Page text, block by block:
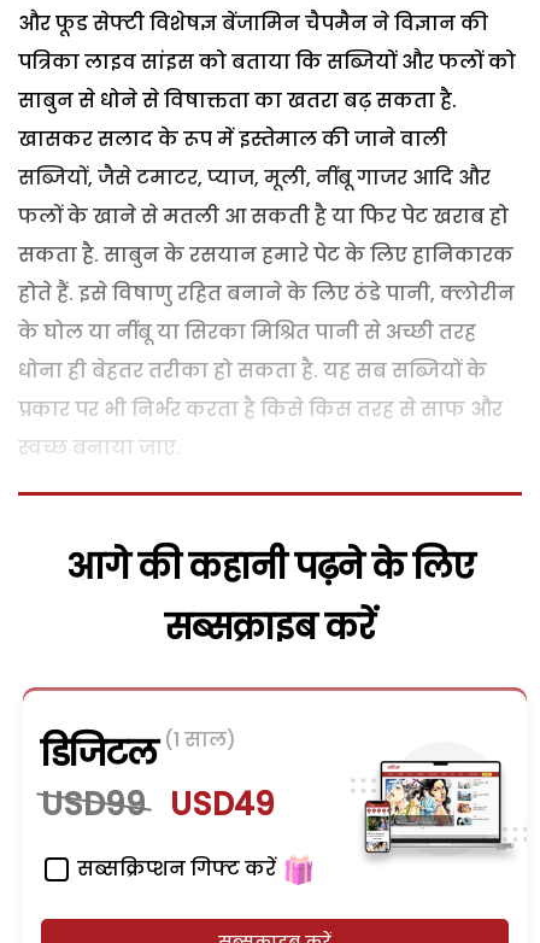
और फूड सेफ्टी विशेषज्ञ बेंजामिन चैपमैन ने विज्ञान की
पत्रिका लाइव सांइस को बताया कि सब्जियों और फलों को
साबुन से धोने से विषाक्तता का खतरा बढ़ सकता है.
खासकर सलाद के रूप में इस्तेमाल की जाने वाली
सब्जियों, जैसे टमाटर, प्याज, मूली, नींबू गाजर आदि और
फलों के खाने से मतली आ सकती है या फिर पेट खराब हो
सकता है. साबुन के रसयान हमारे पेट के लिए हानिकारक
होते हैं. इसे विषाणु रहित बनाने के लिए ठंडे पानी, क्लोरीन
के घोल या नींबू या सिरका मिश्रित पानी से अच्छी तरह
धोना ही बेहतर तरीका हो सकता है. यह सब सब्जियों के
प्रकार पर भी निर्भर करता है किसे किस तरह से साफ और
स्वच्छ बनाया जाए.
आगे की कहानी पढ़ने के लिए
सब्सक्राइब करें
डिजिटल (1 साल)
USD99 USD49
सब्सक्रिप्शन गिफ्ट करें